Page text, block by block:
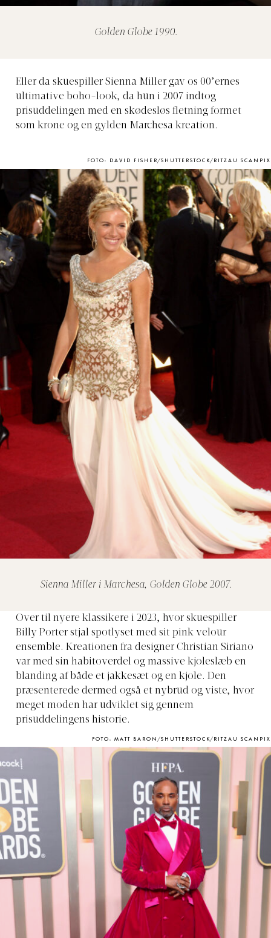
Golden Globe 1990.
Eller da skuespiller Sienna Miller gav os 00’ernes
ultimative boho-look, da hun i 2007 indtog
prisuddelingen med en skødesløs fletning formet
som krone og en gylden Marchesa kreation.
FOTO: DAVID FISHER/SHUTTERSTOCK/RITZAU SCANPIX
Sienna Miller i Marchesa, Golden Globe 2007.
Over til nyere klassikere i 2023, hvor skuespiller
Billy Porter stjal spotlyset med sit pink velour
ensemble. Kreationen fra designer Christian Siriano
var med sin habitoverdel og massive kjoleslæb en
blanding af både et jakkesæt og en kjole. Den
præsenterede dermed også et nybrud og viste, hvor
meget moden har udviklet sig gennem
prisuddelingens historie.
FOTO: MATT BARON/SHUTTERSTOCK/RITZAU SCANPIX